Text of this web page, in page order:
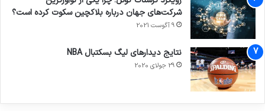
شرکت‌های جهان درباره بلاکچین سکوت کرده است؟
9 آگوست 2021
نتایج دیدار‌های لیگ بسکتبال NBA
29 جولای 2020